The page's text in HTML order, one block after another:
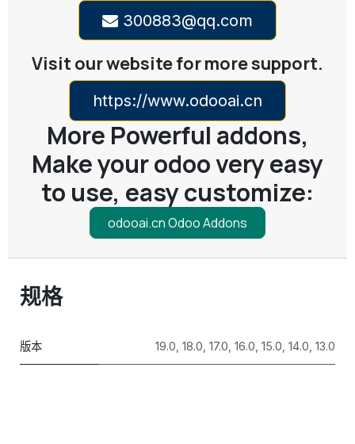
300883@qq.com
Visit our website for more support.
https://www.odooai.cn
More Powerful addons,
Make your odoo very easy
to use, easy customize:
odooai.cn Odoo Addons
规格
版本 19.0 18.0 17.0 16.0 15.0 14.0 13.0